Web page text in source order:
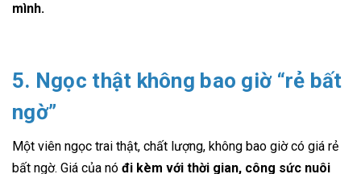
mình.
5. Ngọc thật không bao giờ “rẻ bất
ngờ”
Một viên ngọc trai thật, chất lượng, không bao giờ có giá rẻ
bất ngờ. Giá của nó đi kèm với thời gian, công sức nuôi